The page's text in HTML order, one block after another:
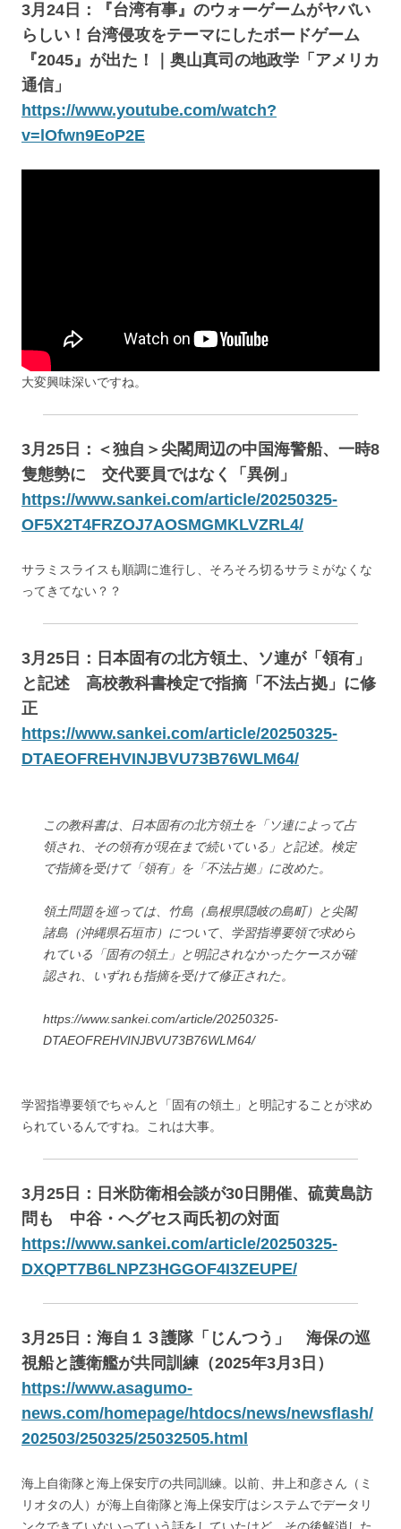
3月24日：『台湾有事』のウォーゲームがヤバい
らしい！台湾侵攻をテーマにしたボードゲーム
『2045』が出た！｜奥山真司の地政学「アメリカ
通信」
https://www.youtube.com/watch?
v=lOfwn9EoP2E
大変興味深いですね。
3月25日：＜独自＞尖閣周辺の中国海警船、一時8
隻態勢に 交代要員ではなく「異例」
https://www.sankei.com/article/20250325-
OF5X2T4FRZOJ7AOSMGMKLVZRL4/
サラミスライスも順調に進行し、そろそろ切るサラミがなくな
ってきてない？？
3月25日：日本固有の北方領土、ソ連が「領有」
と記述 高校教科書検定で指摘「不法占拠」に修
正
https://www.sankei.com/article/20250325-
DTAEOFREHVINJBVU73B76WLM64/
この教科書は、日本固有の北方領土を「ソ連によって占
領され、その領有が現在まで続いている」と記述。検定
で指摘を受けて「領有」を「不法占拠」に改めた。
領土問題を巡っては、竹島（島根県隠岐の島町）と尖閣
諸島（沖縄県石垣市）について、学習指導要領で求めら
れている「固有の領土」と明記されなかったケースが確
認され、いずれも指摘を受けて修正された。
https://www.sankei.com/article/20250325-
DTAEOFREHVINJBVU73B76WLM64/
学習指導要領でちゃんと「固有の領土」と明記することが求め
られているんですね。これは大事。
3月25日：日米防衛相会談が30日開催、硫黄島訪
問も 中谷・ヘグセス両氏初の対面
https://www.sankei.com/article/20250325-
DXQPT7B6LNPZ3HGGOF4I3ZEUPE/
3月25日：海自１３護隊「じんつう」 海保の巡
視船と護衛艦が共同訓練（2025年3月3日）
https://www.asagumo-
news.com/homepage/htdocs/news/newsflash/
202503/250325/25032505.html
海上自衛隊と海上保安庁の共同訓練。以前、井上和彦さん（ミ
リオタの人）が海上自衛隊と海上保安庁はシステムでデータリ